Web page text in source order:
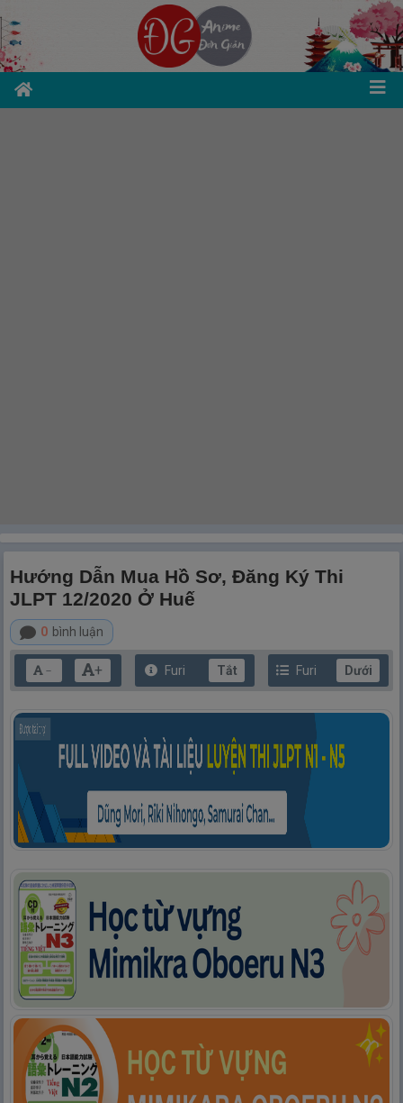
Hướng Dẫn Mua Hồ Sơ, Đăng Ký Thi
JLPT 12/2020 Ở Huế
0 bình luận
－ + Furi Tắt Furi Dưới